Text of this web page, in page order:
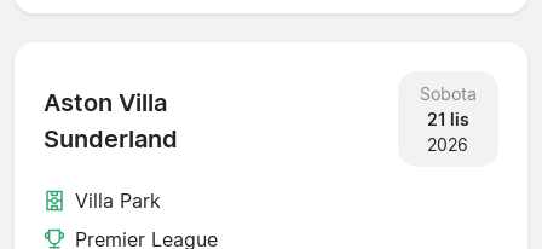
Aston Villa
Sunderland
Sobota
21 lis
2026
Villa Park
Premier League